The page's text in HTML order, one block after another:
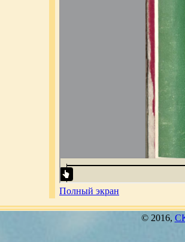
Полный экран
© 2016,